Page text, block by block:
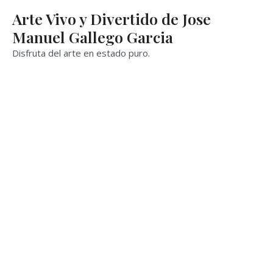
contenido
Arte Vivo y Divertido de Jose
Manuel Gallego Garcia
Disfruta del arte en estado puro.